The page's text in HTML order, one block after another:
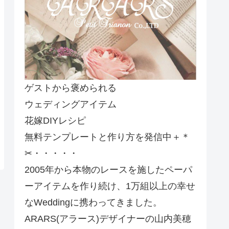
ゲストから褒められる
ウェディングアイテム
花嫁DIYレシピ
無料テンプレートと作り方を発信中＋＊
✂・・・・・
2005年から本物のレースを施したペーパ
ーアイテムを作り続け、1万組以上の幸せ
なWeddingに携わってきました。
ARARS(アラース)デザイナーの山内美穂